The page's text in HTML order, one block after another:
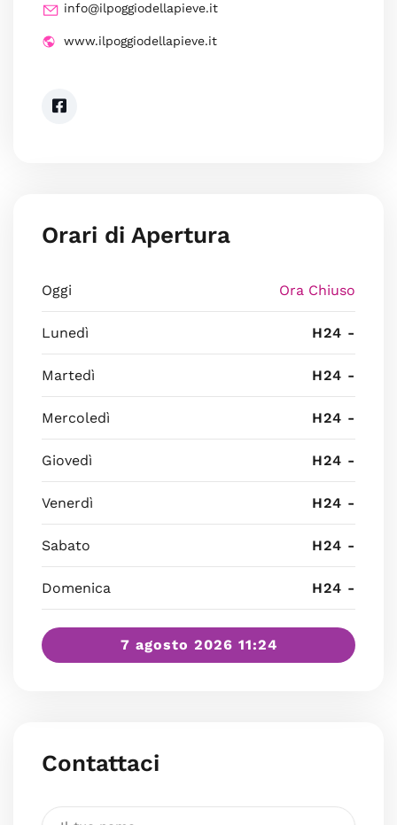
info@ilpoggiodellapieve.it
www.ilpoggiodellapieve.it
Orari di Apertura
Oggi Ora Chiuso
Lunedì H24 -
Martedì H24 -
Mercoledì H24 -
Giovedì H24 -
Venerdì H24 -
Sabato H24 -
Domenica H24 -
7 agosto 2026 11:24
Contattaci